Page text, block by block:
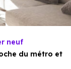
neuf
du métro et